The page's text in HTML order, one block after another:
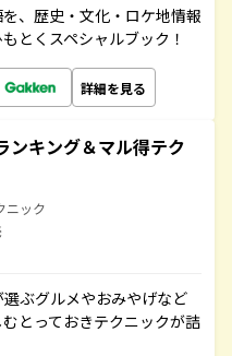
、歴史・文化・ロケ地情報
とくスペシャルブック！
詳細を見る
キング＆マル得テク
ニック
ぶグルメやおみやげなど
とっておきテクニックが詰